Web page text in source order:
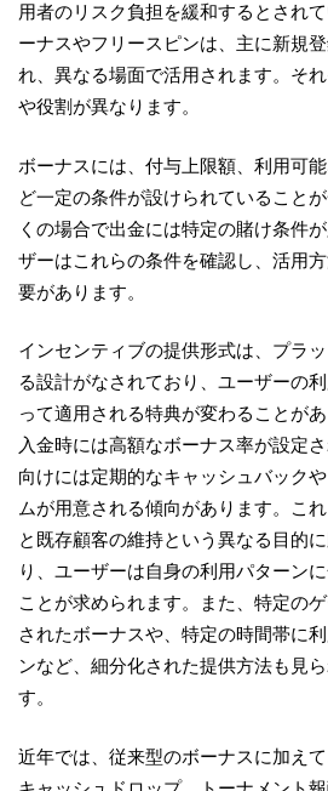
用者のリスク負担を緩和するとされ
ーナスやフリースピンは、主に新規
れ、異なる場面で活用されます。そ
や役割が異なります。
ボーナスには、付与上限額、利用可
ど一定の条件が設けられていること
くの場合で出金には特定の賭け条件
ザーはこれらの条件を確認し、活用
要があります。
インセンティブの提供形式は、プラ
る設計がなされており、ユーザーの
って適用される特典が変わることが
入金時には高額なボーナス率が設定
向けには定期的なキャッシュバック
ムが用意される傾向があります。こ
と既存顧客の維持という異なる目的
り、ユーザーは自身の利用パターン
ことが求められます。また、特定の
されたボーナスや、特定の時間帯に
ンなど、細分化された提供方法も見
す。
近年では、従来型のボーナスに加え